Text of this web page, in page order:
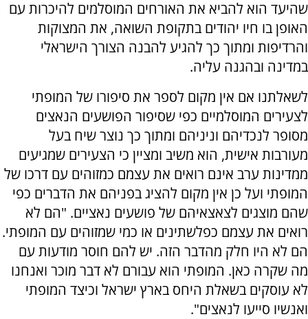
שהיעד הוא להביא את האורחים המוסלמים להיכרות עם
האופן בו חיו יהודים בתקופת השואה, את המצוקות
והרדיפות ומתוך כך להגיע להבנה הצורך הישראלי
במדינה ובהגנה עליה.
לשאלתנו אם אין מקום לספר את סיפורו של המופתי
לצעירים המוסלמיים כפי שסיפור הפושעים הנאצים
מסופר לנכדיהם וניניהם ומתוך כך נוצר שיח בעל
מעורבות אישית, הוא משיב ומציין כי הצעירים שמגיעים
ממדינות ערב אינם רואים את עצמם כמזוהים עם דרכו של
המופתי ועל כן אין מקום להציג בפניהם את הדברים כפי
שהם מוצגים לצאצאיהם של פושעים נאציים. "הם לא
רואים את עצמם כפלשתינים או כמי שמזוהים עם המופתי.
הם לא היו חלק מהדבר הזה. יש להם חוסר מודעות עם
מה שקרה כאן. המופתי הוא עבורם לא דבר מוכר ואנחנו
לא עוסקים בשאלת היחס בארץ ישראל וכיצד המופתי
ואנשיו סייעו לנאצים".